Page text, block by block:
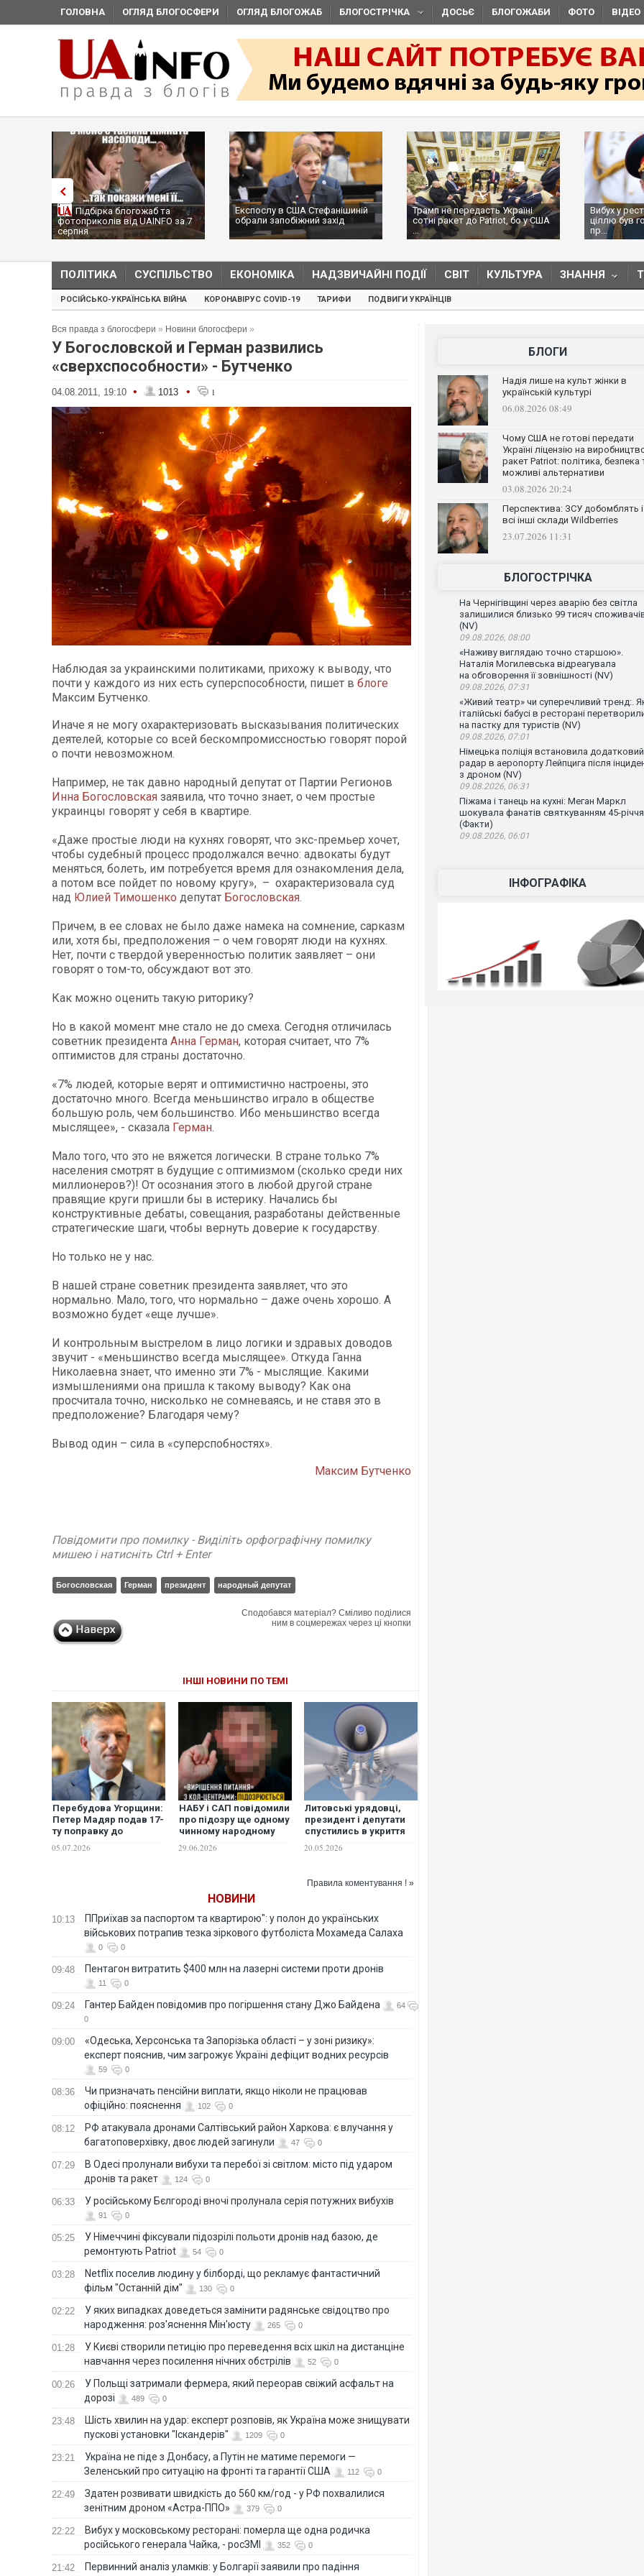
ГОЛОВНА ОГЛЯД БЛОГОСФЕРИ ОГЛЯД БЛОГОЖАБ БЛОГОСТРІЧКА ДОСЬЄ БЛОГОЖАБИ ФОТО ВІДЕО
Підбірка блогожаб та
фотоприколів від UAINFO за 7
серпня
Експослу в США Стефанішиній
обрали запобіжний захід
Трамп не передасть Україні
сотні ракет до Patriot, бо у США
...
Вибух у
ціллю був
пр...
ПОЛІТИКА СУСПІЛЬСТВО ЕКОНОМІКА НАДЗВИЧАЙНІ ПОДІЇ СВІТ КУЛЬТУРА ЗНАННЯ
РОСІЙСЬКО-УКРАЇНСЬКА ВІЙНА КОРОНАВІРУС COVID-19 ТАРИФИ ПОДВИГИ УКРАЇНЦІВ
Вся правда з блогосфери » Новини блогосфери »
У Богословской и Герман развились
«сверхспособности» - Бутченко
04.08.2011, 19:10 • 1013 • 1
Наблюдая за украинскими политиками, прихожу к выводу, что
почти у каждого из них есть суперспособности, пишет в блоге
Максим Бутченко.
Иначе я не могу охарактеризовать высказывания политических
деятелей, которые со всей бескомпромиссностью говорят порой
о почти невозможном.
Например, не так давно народный депутат от Партии Регионов
Инна Богословская заявила, что точно знает, о чем простые
украинцы говорят у себя в квартире.
«Даже простые люди на кухнях говорят, что экс-премьер хочет,
чтобы судебный процесс продолжался вечно: адвокаты будут
меняться, болеть, им потребуется время для ознакомления дела,
а потом все пойдет по новому кругу», – охарактеризовала суд
над Юлией Тимошенко депутат Богословская.
Причем, в ее словах не было даже намека на сомнение, сарказм
или, хотя бы, предположения – о чем говорят люди на кухнях.
Нет, почти с твердой уверенностью политик заявляет – они
говорят о том-то, обсуждают вот это.
Как можно оценить такую риторику?
Но в какой момент мне стало не до смеха. Сегодня отличилась
советник президента Анна Герман, которая считает, что 7%
оптимистов для страны достаточно.
«7% людей, которые верят и оптимистично настроены, это
достаточно много. Всегда меньшинство играло в обществе
большую роль, чем большинство. Ибо меньшинство всегда
мыслящее», - сказала Герман.
Мало того, что это не вяжется логически. В стране только 7%
населения смотрят в будущие с оптимизмом (сколько среди них
миллионеров?)! От осознания этого в любой другой стране
правящие круги пришли бы в истерику. Начались бы
конструктивные дебаты, совещания, разработаны действенные
стратегические шаги, чтобы вернуть доверие к государству.
Но только не у нас.
В нашей стране советник президента заявляет, что это
нормально. Мало, того, что нормально – даже очень хорошо. А
возможно будет «еще лучше».
И контрольным выстрелом в лицо логики и здравых доводов
звучит - «меньшинство всегда мыслящее». Откуда Ганна
Николаевна знает, что именно эти 7% - мыслящие. Какими
измышлениями она пришла к такому выводу? Как она
просчитала точно, нисколько не сомневаясь, и не ставя это в
предположение? Благодаря чему?
Вывод один – сила в «суперспобностях».
Максим Бутченко
Повідомити про помилку - Виділіть орфографічну помилку
мишею і натисніть Ctrl + Enter
Богословская Герман президент народный депутат
Сподобався матеріал? Сміливо поділися
ним в соцмережах через ці кнопки
ІНШІ НОВИНИ ПО ТЕМІ
Перебудова Угорщини:
Петер Мадяр подав 17-
ту поправку до
Конституції, яка усуває
президента та
05.07.2026
НАБУ і САП повідомили
про підозру ще одному
чинному народному
депутату: в чому його
підозрюють?
29.06.2026
Литовські урядовці,
президент і депутати
спустились в укриття
через повітряну
тривогу
20.05.2026
Правила коментування ! »
НОВИНИ
10:13
ППриїхав за паспортом та квартирою": у полон до українських
військових потрапив тезка зіркового футболіста Мохамеда Салаха
0 0
09:48 Пентагон витратить $400 млн на лазерні системи проти дронів
11 0
09:24 Гантер Байден повідомив про погіршення стану Джо Байдена
64
0
09:00
«Одеська, Херсонська та Запорізька області – у зоні ризику»:
експерт пояснив, чим загрожує Україні дефіцит водних ресурсів
59 0
08:36
Чи призначать пенсійни виплати, якщо ніколи не працював
офіційно: пояснення
102 0
08:12
РФ атакувала дронами Салтівський район Харкова: є влучання у
багатоповерхівку, двоє людей загинули
47 0
07:29
В Одесі пролунали вибухи та перебої зі світлом: місто під ударом
дронів та ракет
124 0
06:33 У російському Бєлгороді вночі пролунала серія потужних вибухів
91 0
05:25
У Німеччині фіксували підозрілі польоти дронів над базою, де
ремонтують Patriot
54 0
03:28
Netflix поселив людину у білборді, що рекламує фантастичний
фільм "Останній дім"
130 0
02:22
У яких випадках доведеться замінити радянське свідоцтво про
народження: роз'яснення Мін'юсту
265 0
01:28
У Києві створили петицію про переведення всіх шкіл на дистанціне
навчання через посилення нічних обстрілів
52 0
00:26
У Польщі затримали фермера, який переорав свіжий асфальт на
дорозі
489 0
23:48
Шість хвилин на удар: експерт розповів, як Україна може знищувати
пускові установки "Іскандерів"
1209 0
23:21
Україна не піде з Донбасу, а Путін не матиме перемоги —
Зеленський про ситуацію на фронті та гарантії США
112 0
22:49
Здатен розвивати швидкість до 560 км/год - у РФ похвалилися
зенітним дроном «Астра-ППО»
379 0
22:22
Вибух у московському ресторані: померла ще одна родичка
російського генерала Чайка, - росЗМІ
352 0
21:42
Первинний аналіз уламків: у Болгарії заявили про падіння
БЛОГИ
Надія лише на культ жінки в
українській культурі
06.08.2026 08:49
Чому США не готові передати
Україні ліцензію на
ракет Patriot: політика, безпека
можливі альтернативи
03.08.2026 20:24
Перспектива: ЗСУ добомблять і
всі інші склади Wildberries
23.07.2026 11:31
БЛОГОСТРІЧКА
На Чернігівщині через аварію без світла
залишилися близько 99 тисяч
(NV)
09.08.2026, 08:00
«Наживу виглядаю точно старшою».
Наталія Могилевська відреагувала
на обговорення її зовнішності (NV)
09.08.2026, 07:31
«Живий театр» чи суперечливий тренд:.
італійські бабусі в ресторані
на пастку для туристів (NV)
09.08.2026, 07:01
Німецька поліція встановила додатковий
радар в аеропорту Лейпцига після
з дроном (NV)
09.08.2026, 06:31
Піжама і танець на кухні: Меган Маркл
шокувала фанатів святкуванням 45-річчя
(Факти)
09.08.2026, 06:01
ІНФОГРАФІКА